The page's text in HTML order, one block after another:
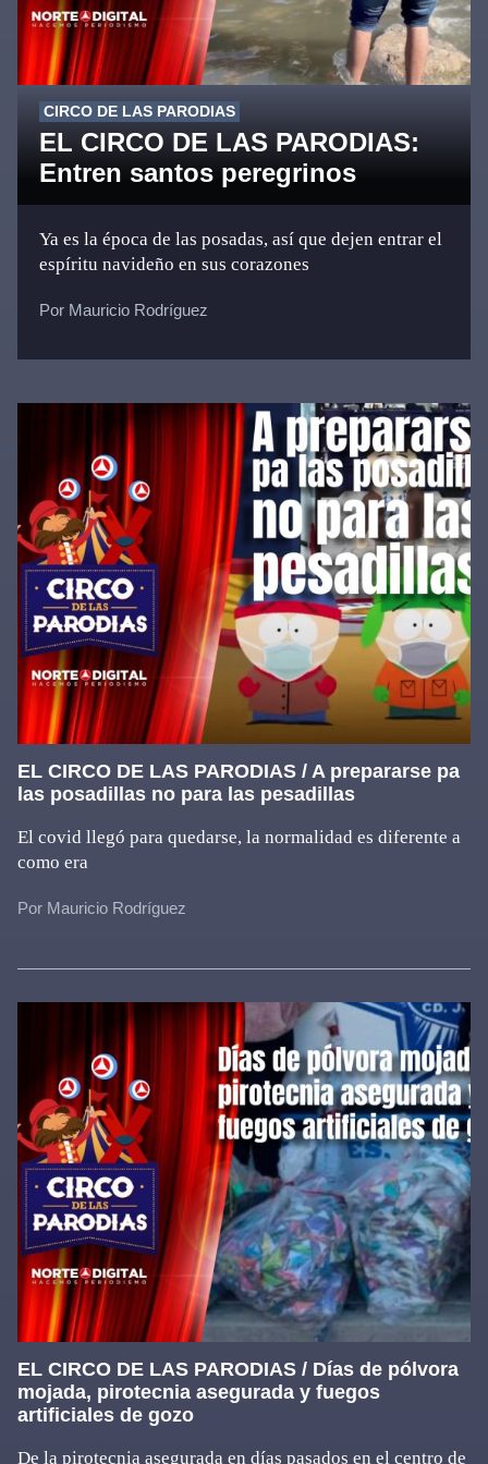
CIRCO DE LAS PARODIAS
EL CIRCO DE LAS PARODIAS:
Entren santos peregrinos
Ya es la época de las posadas, así que dejen entrar el
espíritu navideño en sus corazones
Por Mauricio Rodríguez
EL CIRCO DE LAS PARODIAS / A prepararse pa
las posadillas no para las pesadillas
El covid llegó para quedarse, la normalidad es diferente a
como era
Por Mauricio Rodríguez
EL CIRCO DE LAS PARODIAS / Días de pólvora
mojada, pirotecnia asegurada y fuegos
artificiales de gozo
De la pirotecnia asegurada en días pasados en el centro de